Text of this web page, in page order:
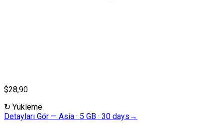
$28,90
↻ Yükleme
Detayları Gör — Asia · 5 GB · 30 days →